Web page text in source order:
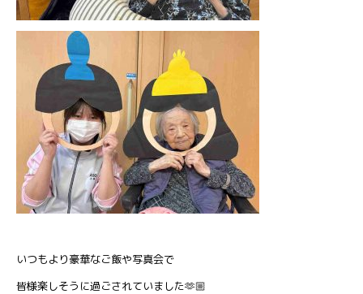
いつもより豪華なご飯や写真会で
皆様楽しそうに過ごされていました🫶🏼